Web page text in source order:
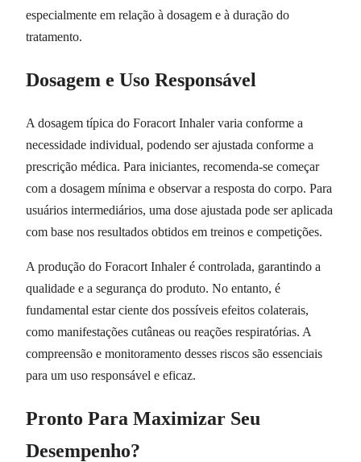
especialmente em relação à dosagem e à duração do
tratamento.
Dosagem e Uso Responsável
A dosagem típica do Foracort Inhaler varia conforme a
necessidade individual, podendo ser ajustada conforme a
prescrição médica. Para iniciantes, recomenda-se começar
com a dosagem mínima e observar a resposta do corpo. Para
usuários intermediários, uma dose ajustada pode ser aplicada
com base nos resultados obtidos em treinos e competições.
A produção do Foracort Inhaler é controlada, garantindo a
qualidade e a segurança do produto. No entanto, é
fundamental estar ciente dos possíveis efeitos colaterais,
como manifestações cutâneas ou reações respiratórias. A
compreensão e monitoramento desses riscos são essenciais
para um uso responsável e eficaz.
Pronto Para Maximizar Seu
Desempenho?